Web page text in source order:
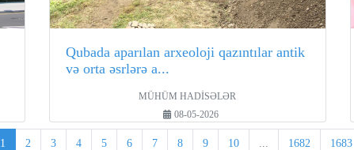
Qubada aparılan arxeoloji qazıntılar antik
və orta əsrlərə a...
MÜHÜM HADİSƏLƏR
08-05-2026
1 2 3 4 5 6 7 8 9 10 1682 1683